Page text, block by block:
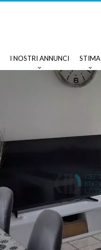
I NOSTRI ANNUNCI STIMA